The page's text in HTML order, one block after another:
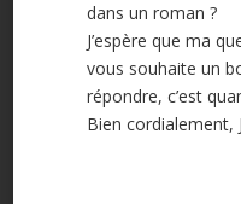
dans un roman ?
J’espère que ma
vous souhaite un
répondre, c’est
Bien cordialement,